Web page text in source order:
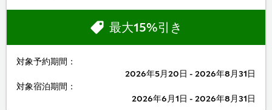
対象予約期間：
2026年5月20日 - 2026年8月31日
対象宿泊期間：
2026年6月1日 - 2026年8月31日
最大15%引き